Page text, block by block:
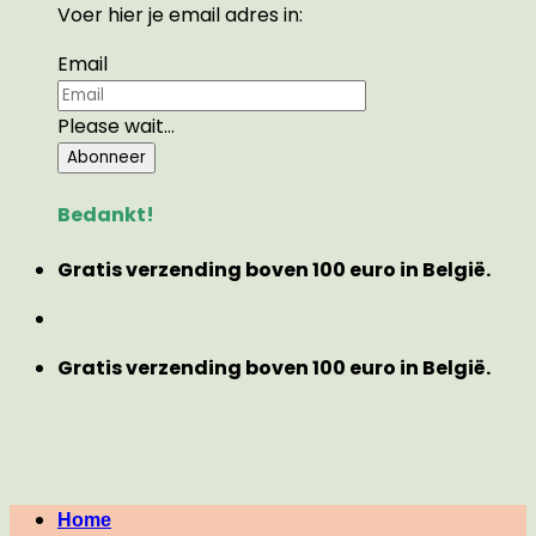
Voer hier je email adres in:
Email
Please wait...
Abonneer
Bedankt!
Gratis verzending boven 100 euro in België.
Gratis verzending boven 100 euro in België.
Home